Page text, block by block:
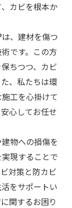
カビを根本か
、建材を傷つ
です。この方
ちつつ、カビ
、私たちは環
工を心掛けて
心してお任せ
物への損傷を
現することで
対策と防カビ
をサポートい
関するお困り